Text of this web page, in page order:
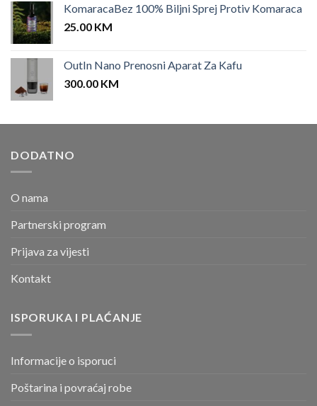
KomaracaBez 100% Biljni Sprej Protiv Komaraca
25.00 KM
OutIn Nano Prenosni Aparat Za Kafu
300.00 KM
DODATNO
O nama
Partnerski program
Prijava za vijesti
Kontakt
ISPORUKA I PLAĆANJE
Informacije o isporuci
Poštarina i povraćaj robe